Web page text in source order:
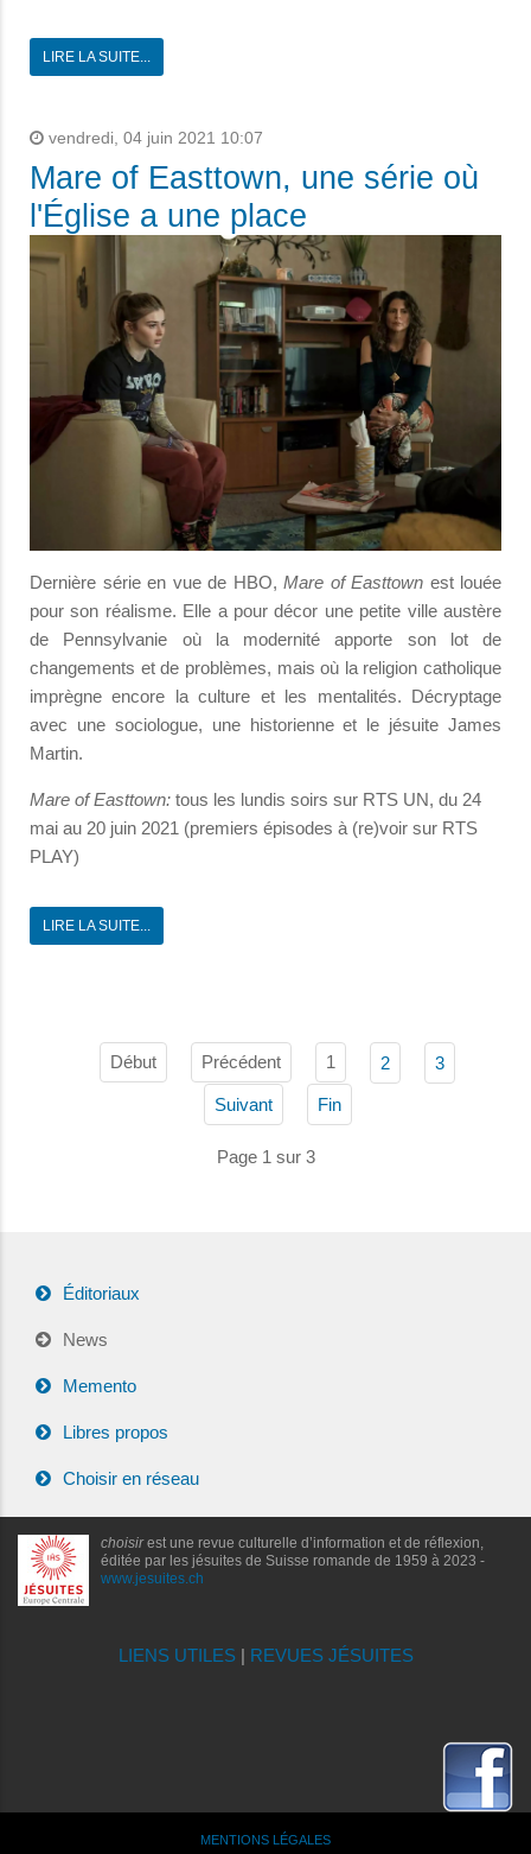
LIRE LA SUITE...
vendredi, 04 juin 2021 10:07
Mare of Easttown, une série où
l'Église a une place
Dernière série en vue de HBO, Mare of Easttown est louée
pour son réalisme. Elle a pour décor une petite ville austère
de Pennsylvanie où la modernité apporte son lot de
changements et de problèmes, mais où la religion catholique
imprègne encore la culture et les mentalités. Décryptage
avec une sociologue, une historienne et le jésuite James
Martin.
Mare of Easttown: tous les lundis soirs sur RTS UN, du 24
mai au 20 juin 2021 (premiers épisodes à (re)voir sur RTS
PLAY)
LIRE LA SUITE...
Début Précédent 1 2 3
Suivant Fin
Page 1 sur 3
Éditoriaux
News
Memento
Libres propos
Choisir en réseau
choisirest une revue culturelle d’information et de réflexion,
éditée par les jésuites de Suisse romande de 1959 à 2023 -
www.jesuites.ch
LIENS UTILES| REVUES JÉSUITES
MENTIONS LÉGALES